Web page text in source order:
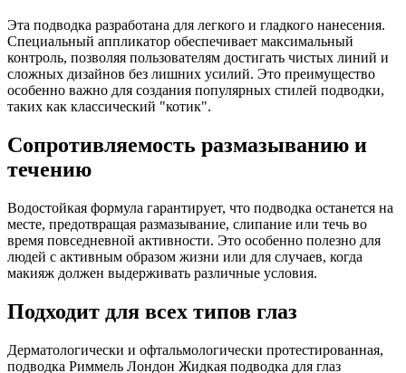
Эта подводка разработана для легкого и гладкого нанесения.
Специальный аппликатор обеспечивает максимальный
контроль, позволяя пользователям достигать чистых линий и
сложных дизайнов без лишних усилий. Это преимущество
особенно важно для создания популярных стилей подводки,
таких как классический "котик".
Сопротивляемость размазыванию и
течению
Водостойкая формула гарантирует, что подводка останется на
месте, предотвращая размазывание, слипание или течь во
время повседневной активности. Это особенно полезно для
людей с активным образом жизни или для случаев, когда
макияж должен выдерживать различные условия.
Подходит для всех типов глаз
Дерматологически и офтальмологически протестированная,
подводка Риммель Лондон Жидкая подводка для глаз